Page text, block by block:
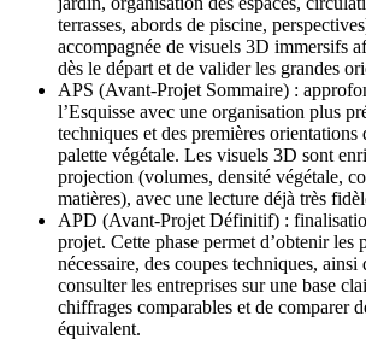
terrasses, abords de piscine,
accompagnée de visuels 3D immersifs
dès le départ et de valider les grandes
APS (Avant-Projet Sommaire) :
l’Esquisse avec une organisation plus
techniques et des premières orientations
palette végétale. Les visuels 3D sont
projection (volumes, densité végétale,
matières), avec une lecture déjà très
APD (Avant-Projet Définitif) :
projet. Cette phase permet d’obtenir les
nécessaire, des coupes techniques,
consulter les entreprises sur une base
chiffrages comparables et de comparer
équivalent.